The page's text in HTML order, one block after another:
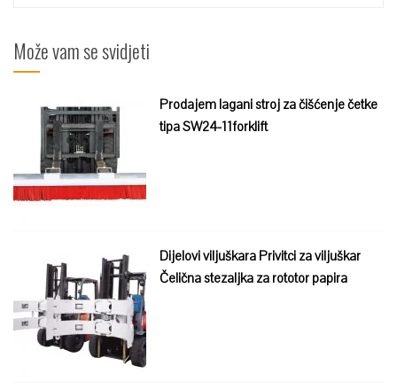
Može vam se svidjeti
Prodajem lagani stroj za čišćenje četke
tipa SW24-11forklift
Dijelovi viljuškara Privitci za viljuškar
Čelična stezaljka za rototor papira